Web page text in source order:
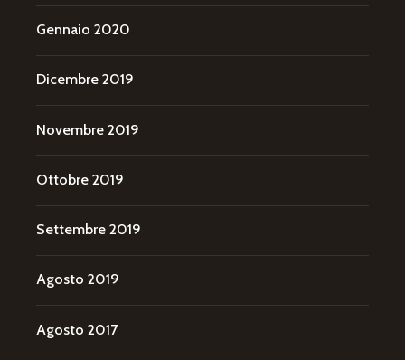
Gennaio 2020
Dicembre 2019
Novembre 2019
Ottobre 2019
Settembre 2019
Agosto 2019
Agosto 2017